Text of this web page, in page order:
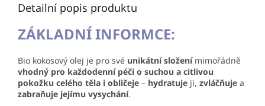
Detailní popis produktu
ZÁKLADNÍ INFORMCE:
Bio kokosový olej je pro své unikátní složenímimořádně
vhodný pro každodenní péči o suchou a citlivou
pokožku celého těla i obličeje – hydratuje ji, zvláčňuje a
zabraňuje jejímu vysychání.